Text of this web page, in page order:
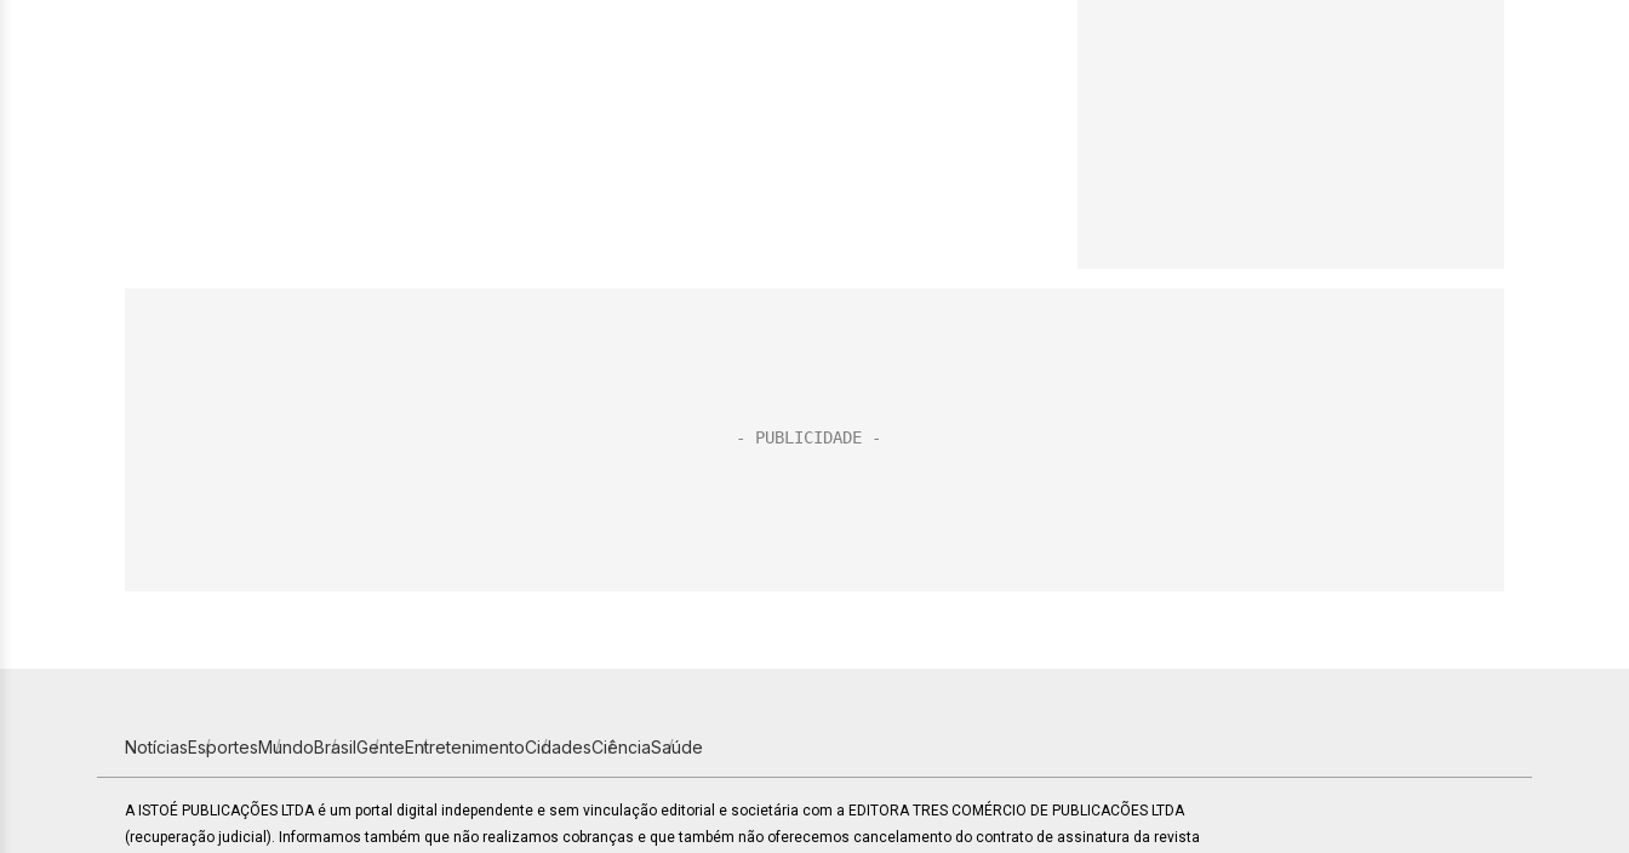
NotíciasEsportesMundoBrasilGenteEntretenimentoCidadesCiênciaSaúde
A ISTOÉ PUBLICAÇÕES LTDA é um portal digital independente e sem vinculação editorial e societária com a EDITORA TRES COMÉRCIO DE PUBLICACÕES LTDA
(recuperação judicial). Informamos também que não realizamos cobranças e que também não oferecemos cancelamento do contrato de assinatura da revista